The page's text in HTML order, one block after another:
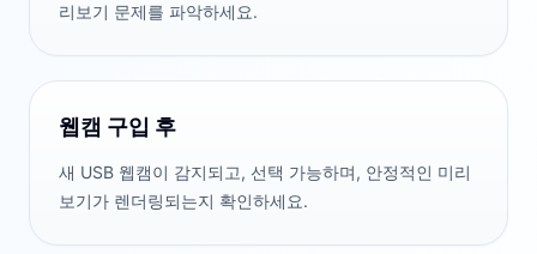
리보기 문제를 파악하세요.
웹캠 구입 후
새 USB 웹캠이 감지되고, 선택 가능하며, 안정적인 미리
보기가 렌더링되는지 확인하세요.